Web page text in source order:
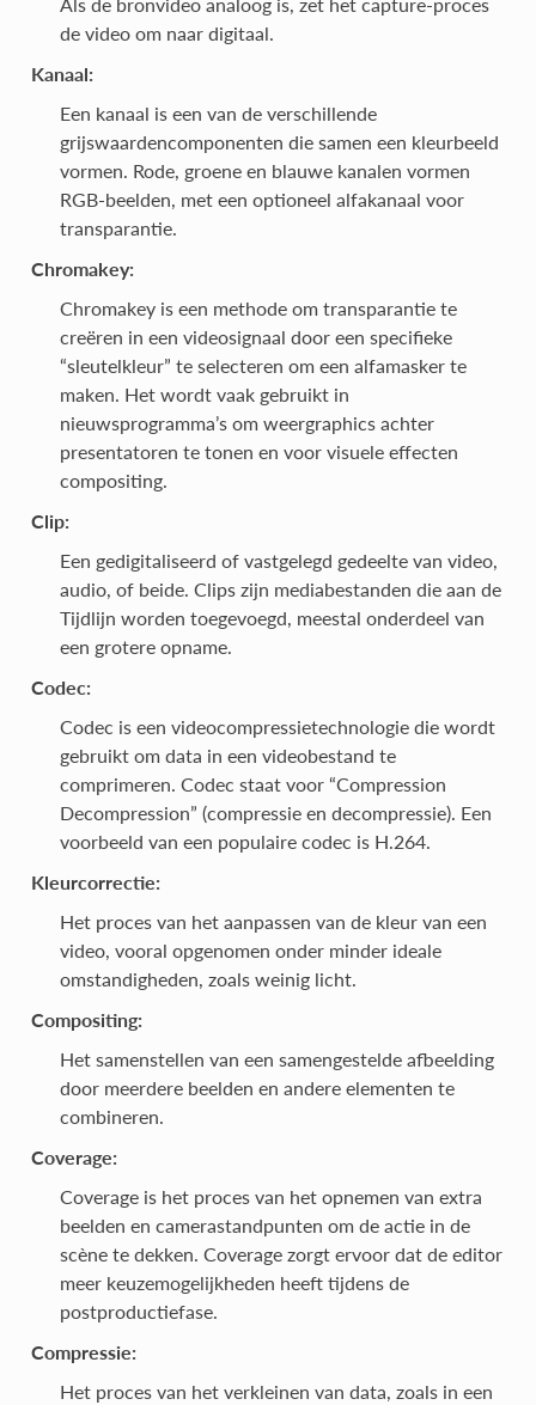
Als de bronvideo analoog is, zet het capture-proces
de video om naar digitaal.
Kanaal:
Een kanaal is een van de verschillende
grijswaardencomponenten die samen een kleurbeeld
vormen. Rode, groene en blauwe kanalen vormen
RGB-beelden, met een optioneel alfakanaal voor
transparantie.
Chromakey:
Chromakey is een methode om transparantie te
creëren in een videosignaal door een specifieke
“sleutelkleur” te selecteren om een alfamasker te
maken. Het wordt vaak gebruikt in
nieuwsprogramma’s om weergraphics achter
presentatoren te tonen en voor visuele effecten
compositing.
Clip:
Een gedigitaliseerd of vastgelegd gedeelte van video,
audio, of beide. Clips zijn mediabestanden die aan de
Tijdlijn worden toegevoegd, meestal onderdeel van
een grotere opname.
Codec:
Codec is een videocompressietechnologie die wordt
gebruikt om data in een videobestand te
comprimeren. Codec staat voor “Compression
Decompression” (compressie en decompressie). Een
voorbeeld van een populaire codec is H.264.
Kleurcorrectie:
Het proces van het aanpassen van de kleur van een
video, vooral opgenomen onder minder ideale
omstandigheden, zoals weinig licht.
Compositing:
Het samenstellen van een samengestelde afbeelding
door meerdere beelden en andere elementen te
combineren.
Coverage:
Coverage is het proces van het opnemen van extra
beelden en camerastandpunten om de actie in de
scène te dekken. Coverage zorgt ervoor dat de editor
meer keuzemogelijkheden heeft tijdens de
postproductiefase.
Compressie:
Het proces van het verkleinen van data, zoals in een